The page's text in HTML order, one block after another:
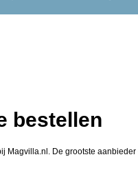
bestellen
Magvilla.nl. De grootste